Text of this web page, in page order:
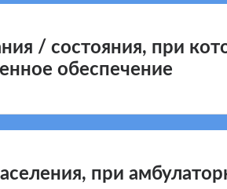
/ состояния, при
обеспечение
при